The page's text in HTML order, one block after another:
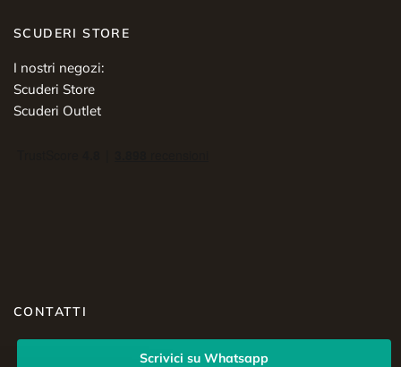
SCUDERI STORE
I nostri negozi:
Scuderi Store
Scuderi Outlet
CONTATTI
Scrivici su Whatsapp